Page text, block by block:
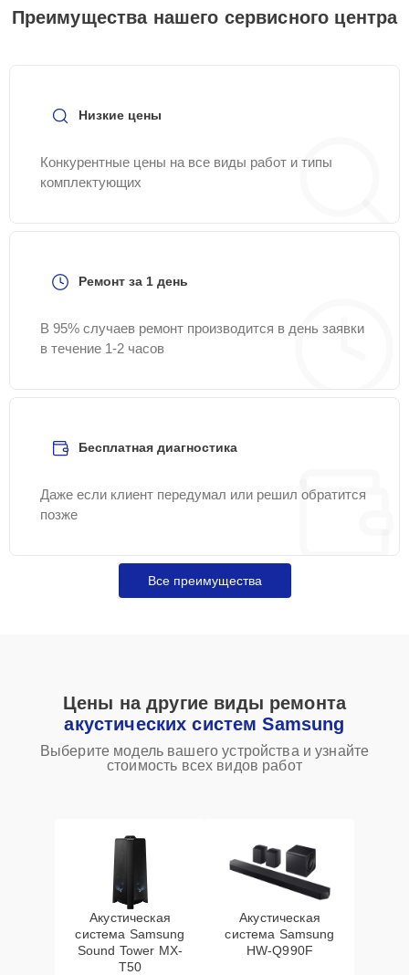
Преимущества нашего сервисного центра
Низкие цены
Конкурентные цены на все виды работ и типы
комплектующих
Ремонт за 1 день
В 95% случаев ремонт производится в день заявки
в течение 1-2 часов
Бесплатная диагностика
Даже если клиент передумал или решил обратится
позже
Все преимущества
Цены на другие виды ремонта
акустических систем Samsung
Выберите модель вашего устройства и узнайте
стоимость всех видов работ
Акустическая
система Samsung
Sound Tower MX-
T50
Акустическая
система Samsung
HW-Q990F